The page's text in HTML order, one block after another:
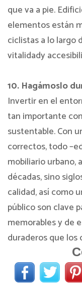
que va a pie.
elementos están
ciclistas a lo largo
vitalidady
10. Hagámoslo
Invertir en el
tan importante
sustentable. Con
correctos, todo
mobiliario urbano,
décadas, sino
calidad, así como
público son clave
memorables y de
duraderos que